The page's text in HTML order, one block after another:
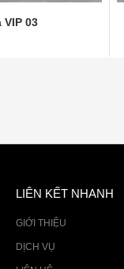
03
LIÊN KẾT NHANH
GIỚI THIỆU
DỊCH VỤ